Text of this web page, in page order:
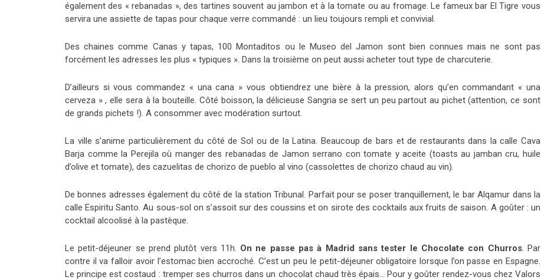
également des « rebanadas », des tartines souvent au jambon et à la tomate ou au fromage. Le fameux bar El Tigre vous
servira une assiette de tapas pour chaque verre commandé : un lieu toujours rempli et convivial.
Des chaines comme Canas y tapas, 100 Montaditos ou le Museo del Jamon sont bien connues mais ne sont pas
forcément les adresses les plus « typiques ». Dans la troisième on peut aussi acheter tout type de charcuterie.
D’ailleurs si vous commandez « una cana » vous obtiendrez une bière à la pression, alors qu’en commandant « una
cerveza » , elle sera à la bouteille. Côté boisson, la délicieuse Sangria se sert un peu partout au pichet (attention, ce sont
de grands pichets !). A consommer avec modération surtout.
La ville s’anime particulièrement du côté de Sol ou de la Latina. Beaucoup de bars et de restaurants dans la calle Cava
Barja comme la Perejila où manger des rebanadas de Jamon serrano con tomate y aceite (toasts au jamban cru, huile
d’olive et tomate), des cazuelitas de chorizo de pueblo al vino (cassolettes de chorizo chaud au vin).
De bonnes adresses également du côté de la station Tribunal. Parfait pour se poser tranquillement, le bar Alqamur dans la
calle Espiritu Santo. Au sous-sol on s’assoit sur des coussins et on sirote des cocktails aux fruits de saison. A goûter : un
cocktail alcoolisé à la pastèque.
Le petit-déjeuner se prend plutôt vers 11h. On ne passe pas à Madrid sans tester le Chocolate con Churros. Par
contre il va falloir avoir l’estomac bien accroché. C’est un peu le petit-déjeuner obligatoire lorsque l’on passe en Espagne.
Le principe est costaud : tremper ses churros dans un chocolat chaud très épais… Pour y goûter rendez-vous chez Valors